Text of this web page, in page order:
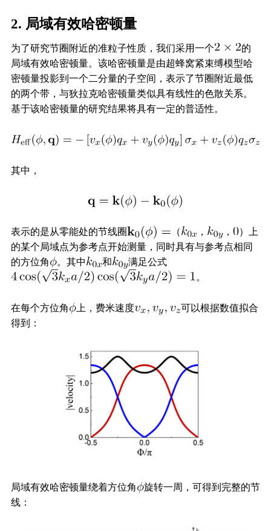
2. 局域有效哈密顿量
为了研究节圈附近的准粒子性质，我们采用一个
的
局域有效哈密顿量。该哈密顿量是由超蜂窝紧束缚模型哈
密顿量投影到一个二分量的子空间，表示了节圈附近最低
的两个带，与狄拉克哈密顿量类似具有线性的色散关系。
基于该哈密顿量的研究结果将具有一定的普适性。
其中，
表示的是从零能处的节线圈 （ ， ，
）上
的某个局域点为参考点开始测量，同时具有与参考点相同
的方位角
。其中 和
满足公式
。
在每个方位角 上，费米速度
可以根据数值拟合
得到：
局域有效哈密顿量绕着方位角
旋转一周，可得到完整的节
线：